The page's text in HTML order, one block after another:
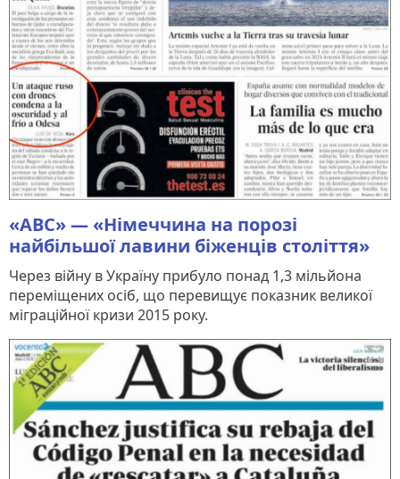
«ABC» — «Німеччина на порозі
найбільшої лавини біженців століття»
Через війну в Україну прибуло понад 1,3 мільйона
переміщених осіб, що перевищує показник великої
міграційної кризи 2015 року.
